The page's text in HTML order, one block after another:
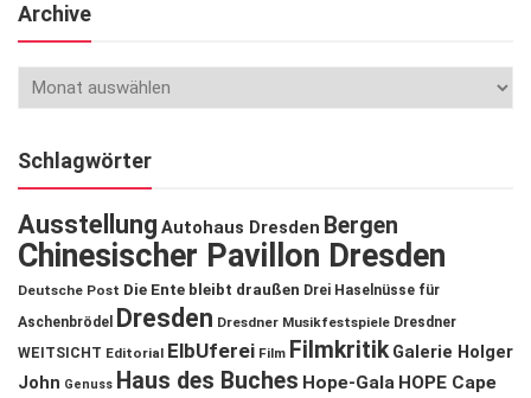
Archive
Schlagwörter
Ausstellung Autohaus Dresden Bergen
Chinesischer Pavillon Dresden
Deutsche Post Die Ente bleibt draußen Drei Haselnüsse für
Aschenbrödel
Dresden Dresdner Musikfestspiele Dresdner
WEITSICHT Editorial ElbUferei Film Filmkritik Galerie Holger
John Genuss Haus des Buches Hope-Gala HOPE Cape